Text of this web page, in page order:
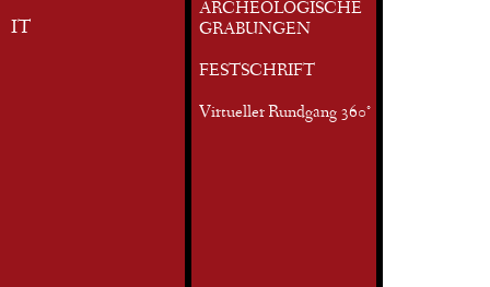
IT
ARCHEOLOGISCHE
GRABUNGEN
FESTSCHRIFT
Virtueller Rundgang 360°